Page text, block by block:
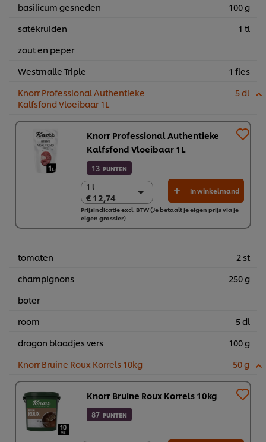
basilicum gesneden
100 g
satékruiden
1 tl
zout en peper
Westmalle Triple
1 fles
Knorr Professional Authentieke
Kalfsfond Vloeibaar 1L
5 dl
Knorr Professional Authentieke
Kalfsfond Vloeibaar 1L
13 PUNTEN
1 l
€ 12,74
1 l
€ 12,74
5 x 1L
€ 63,69
In winkelmand
Prijsindicatie excl. BTW (Je betaalt je eigen prijs via je
eigen grossier)
tomaten
2 st
champignons
250 g
boter
room
5 dl
dragon blaadjes vers
100 g
Knorr Bruine Roux Korrels 10kg
50 g
Knorr Bruine Roux Korrels 10kg
87 PUNTEN